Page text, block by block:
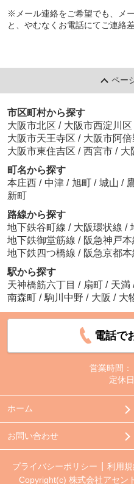
※メール連絡をご希望でも、メ
と、やむなくお電話にてご連絡
ペー
市区町村から探す
大阪市北区 / 大阪市西淀川区
大阪市天王寺区 / 大阪市阿倍
大阪市東住吉区 / 西宮市 / 大
町名から探す
本庄西 / 中津 / 旭町 / 城山 /
新町
路線から探す
地下鉄谷町線 / 大阪環状線 /
地下鉄御堂筋線 / 阪急神戸本
地下鉄四つ橋線 / 阪急京都本
駅から探す
天神橋筋六丁目 / 扇町 / 天満
南森町 / 駒川中野 / 大阪 / 大
電話で
営業時間：
定休日
ホーム
お問い合わせ
プライバシーポリシー 利用規
Copyright(c) 株式会社アセン